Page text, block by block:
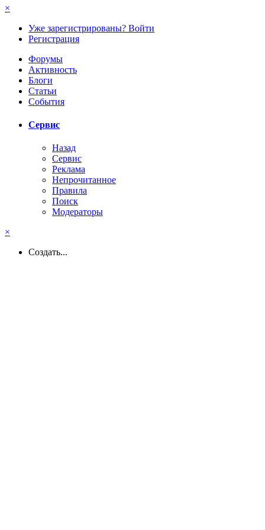
×
Уже зарегистрированы? Войти
Регистрация
Форумы
Активность
Блоги
Статьи
События
Сервис
Назад
Сервис
Реклама
Непрочитанное
Правила
Поиск
Модераторы
×
Создать...